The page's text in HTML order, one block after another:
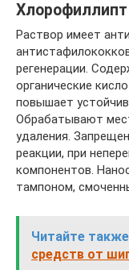
Хлорофиллипт
Раствор имеет
регенерации.
органические
повышает
Обрабатывают
удаления.
реакции, при
компонентов.
тампоном,
Читайте
средств от